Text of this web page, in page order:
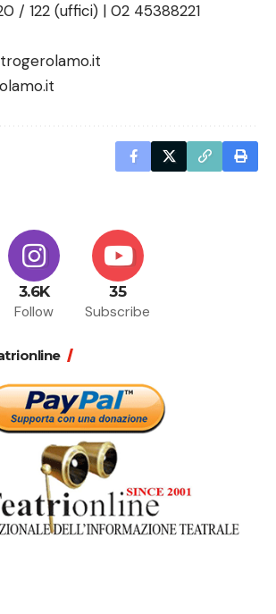
/ 122 (uffici) | 02 45388221
3.6K
Follow
35
Subscribe